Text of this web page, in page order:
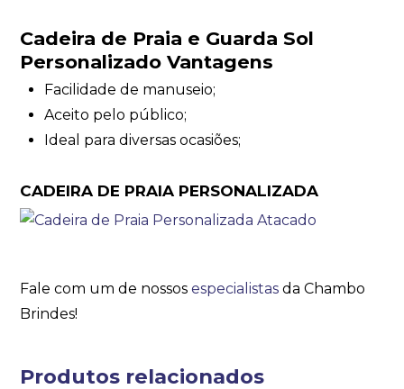
Cadeira de Praia e Guarda Sol
Personalizado Vantagens
Facilidade de manuseio;
Aceito pelo público;
Ideal para diversas ocasiões;
CADEIRA DE PRAIA PERSONALIZADA
Fale com um de nossosespecialistas da Chambo
Brindes!
Produtos relacionados